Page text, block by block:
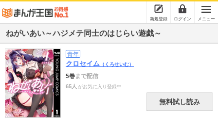
新規登録 ログイン メニュー
ねがいあい～ハジメテ同士のはじらい遊戯～
青年
クロセイム （くろせいむ）
5巻まで配信
65人 がお気に入り登録中
無料試し読み